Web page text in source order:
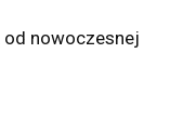
od nowoczesnej